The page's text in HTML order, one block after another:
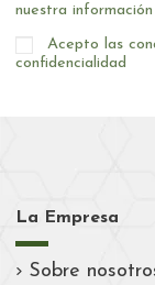
nuestra
Acepto las
confidencialidad
La Empresa
Sobre